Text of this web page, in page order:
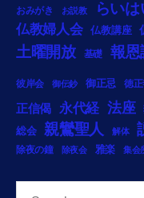
おみがき お説教 らい
仏教婦人会
仏教講座
土曜開放 基礎 報恩
彼岸会 御伝鈔 御正忌 徳
正信偈 永代経 法座
総会 親鸞聖人 解体
除夜の鐘 除夜会 雅楽 集会